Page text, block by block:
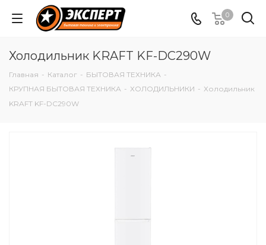
0
Холодильник KRAFT KF-DC290W
Главная - Каталог - БЫТОВАЯ ТЕХНИКА -
КРУПНАЯ БЫТОВАЯ ТЕХНИКА - ХОЛОДИЛЬНИКИ - Холодильник
KRAFT KF-DC290W